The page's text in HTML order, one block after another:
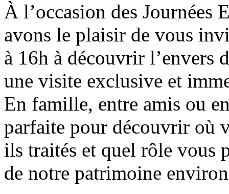
À l’occasion des Journées
avons le plaisir de vous
à 16h à découvrir l’envers
une visite exclusive et
En famille, entre amis ou
parfaite pour découvrir où
ils traités et quel rôle vous
de notre patrimoine